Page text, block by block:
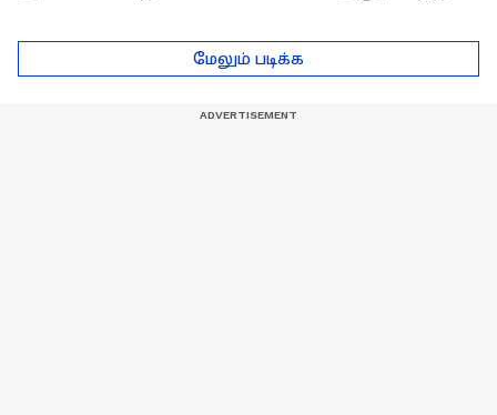
எக்ஸ்பீரியன்ஸ்
மேலும் படிக்க